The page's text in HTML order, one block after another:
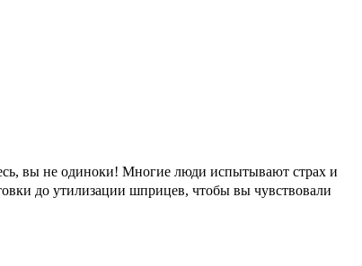
вы не одиноки! Многие люди испытывают страх и
до утилизации шприцев, чтобы вы чувствовали